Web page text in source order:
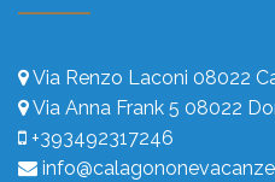
Via Renzo Laconi 08022
Via Anna Frank 5 08022
+393492317246